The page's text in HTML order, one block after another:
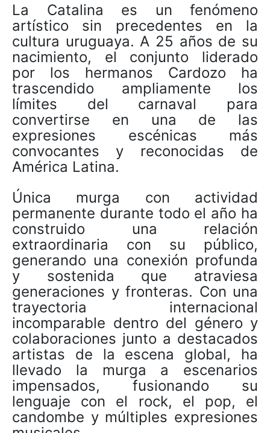
La Catalina es un fenómeno
artístico sin precedentes en la
cultura uruguaya. A 25 años de su
nacimiento, el conjunto liderado
por los hermanos Cardozo ha
trascendido ampliamente los
límites del carnaval para
convertirse en una de las
expresiones escénicas más
convocantes y reconocidas de
América Latina.
Única murga con actividad
permanente durante todo el año ha
construido una relación
extraordinaria con su público,
generando una conexión profunda
y sostenida que atraviesa
generaciones y fronteras. Con una
trayectoria internacional
incomparable dentro del género y
colaboraciones junto a destacados
artistas de la escena global, ha
llevado la murga a escenarios
impensados, fusionando su
lenguaje con el rock, el pop, el
candombe y múltiples expresiones